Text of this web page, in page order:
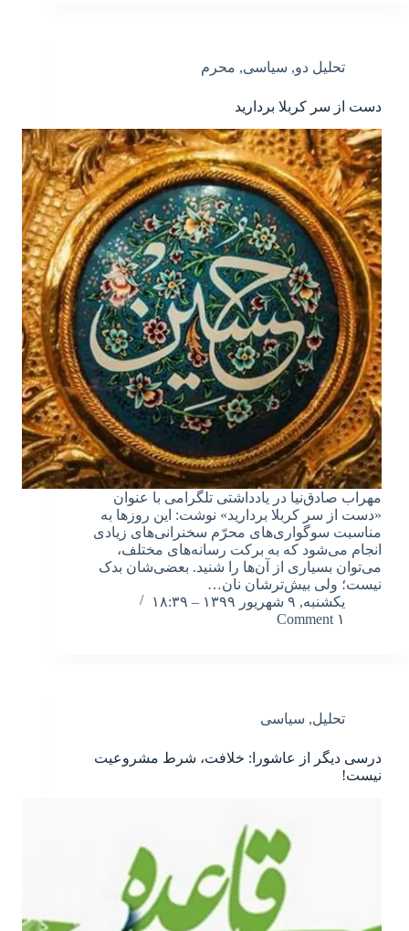
تحلیل دو, سیاسی, محرم
دست از سر کربلا بردارید
مهراب صادق‌نیا در یادداشتی تلگرامی با عنوان
«دست از سر کربلا بردارید» نوشت: این روزها به
مناسبت سوگواری‌های محرّم سخنرانی‌های زیادی
انجام می‌شود که به برکت رسانه‌های مختلف،
می‌توان بسیاری از آن‌ها را شنید. بعضی‌شان بدک
نیست؛ ولی بیش‌ترشان نان…
یکشنبه, ۹ شهریور ۱۳۹۹ – ۱۸:۳۹
۱ Comment
تحلیل, سیاسی
درسی دیگر از عاشورا: خلافت، شرط مشروعیت
نیست!